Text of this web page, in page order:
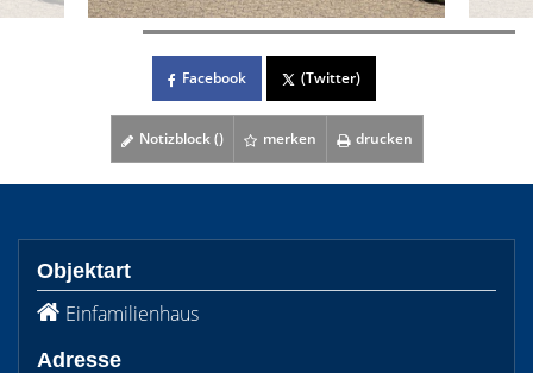
Facebook (Twitter)
Notizblock () merken drucken
Objektart
Einfamilienhaus
Adresse